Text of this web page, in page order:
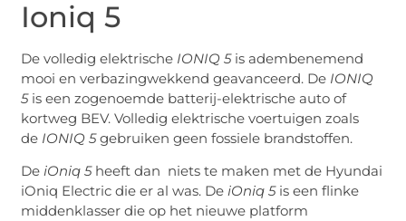
Ioniq 5
De volledig elektrische IONIQ 5is adembenemend
mooi en verbazingwekkend geavanceerd. De IONIQ
5is een zogenoemde batterij-elektrische auto of
kortweg BEV. Volledig elektrische voertuigen zoals
de IONIQ 5gebruiken geen fossiele brandstoffen.
DeiOniq 5heeft dan niets te maken met de Hyundai
iOniq Electric die er al was. DeiOniq 5is een flinke
middenklasser die op het nieuwe platform